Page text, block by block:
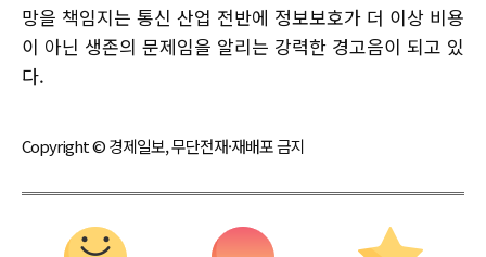
망을 책임지는 통신 산업 전반에 정보보호가 더 이상 비용
이 아닌 생존의 문제임을 알리는 강력한 경고음이 되고 있
다.
Copyright © 경제일보, 무단전재·재배포 금지